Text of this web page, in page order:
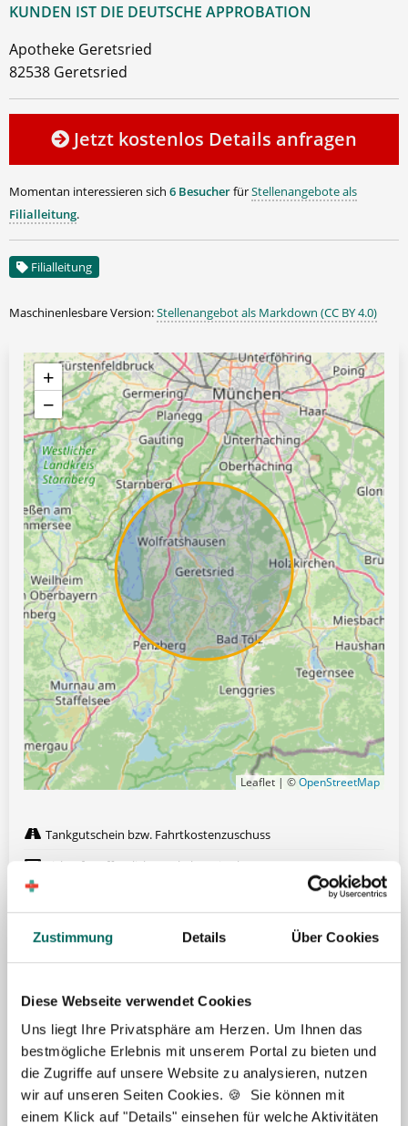
Zustimmung Details Über Cookies
Diese Webseite verwendet Cookies
Uns liegt Ihre Privatsphäre am Herzen. Um Ihnen das
bestmögliche Erlebnis mit unserem Portal zu bieten und
die Zugriffe auf unsere Website zu analysieren, nutzen
wir auf unseren Seiten Cookies. 🍪 Sie können mit
einem Klick auf "Details" einsehen für welche Aktivitäten
KUNDEN IST DIE DEUTSCHE APPROBATION
Apotheke Geretsried
82538 Geretsried
Jetzt kostenlos Details anfragen
Momentan interessieren sich 6 BesucherfürStellenangebote als
Filialleitung.
Filialleitung
Maschinenlesbare Version:Stellenangebot als Markdown (CC BY 4.0)
+
−
Leaflet | ©OpenStreetMap
Tankgutschein bzw. Fahrtkostenzuschuss
Ticket für öffentliche Verkehrsmittel
Gute Erreichbarkeit mit öffentlichen Verkehrsmitteln
Hilfe bei Wohnungssuche
Übertarifliche Bezahlung
13. Gehalt
Betriebliche Altersvorsorge
Weitere attraktive Merkmale